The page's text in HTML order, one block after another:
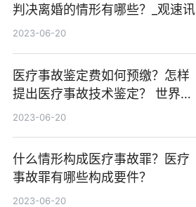
判决离婚的情形有哪些？_观速讯
2023-06-20
医疗事故鉴定费如何预缴？怎样
提出医疗事故技术鉴定？ 世界时
讯
2023-06-20
什么情形构成医疗事故罪？医疗
事故罪有哪些构成要件？
2023-06-20